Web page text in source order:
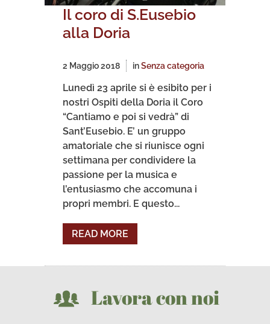
Il coro di S.Eusebio
alla Doria
2 Maggio 2018 inSenza categoria
Lunedì 23 aprile si è esibito per i
nostri Ospiti della Doria il Coro
“Cantiamo e poi si vedrà” di
Sant’Eusebio. E’ un gruppo
amatoriale che si riunisce ogni
settimana per condividere la
passione per la musica e
l’entusiasmo che accomuna i
propri membri. E questo...
READ MORE
Lavora con noi